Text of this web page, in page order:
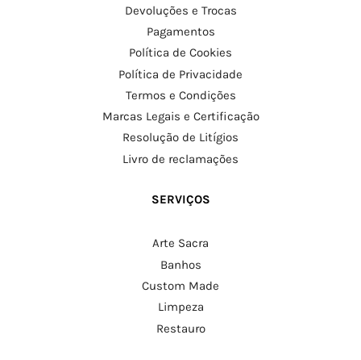
Devoluções e Trocas
Pagamentos
Política de Cookies
Política de Privacidade
Termos e Condições
Marcas Legais e Certificação
Resolução de Litígios
Livro de reclamações
SERVIÇOS
Arte Sacra
Banhos
Custom Made
Limpeza
Restauro